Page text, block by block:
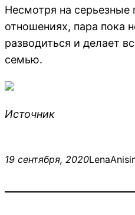
Несмотря на
отношениях, пара пока
разводиться и делает
семью.
Источник
19 сентября, 2020